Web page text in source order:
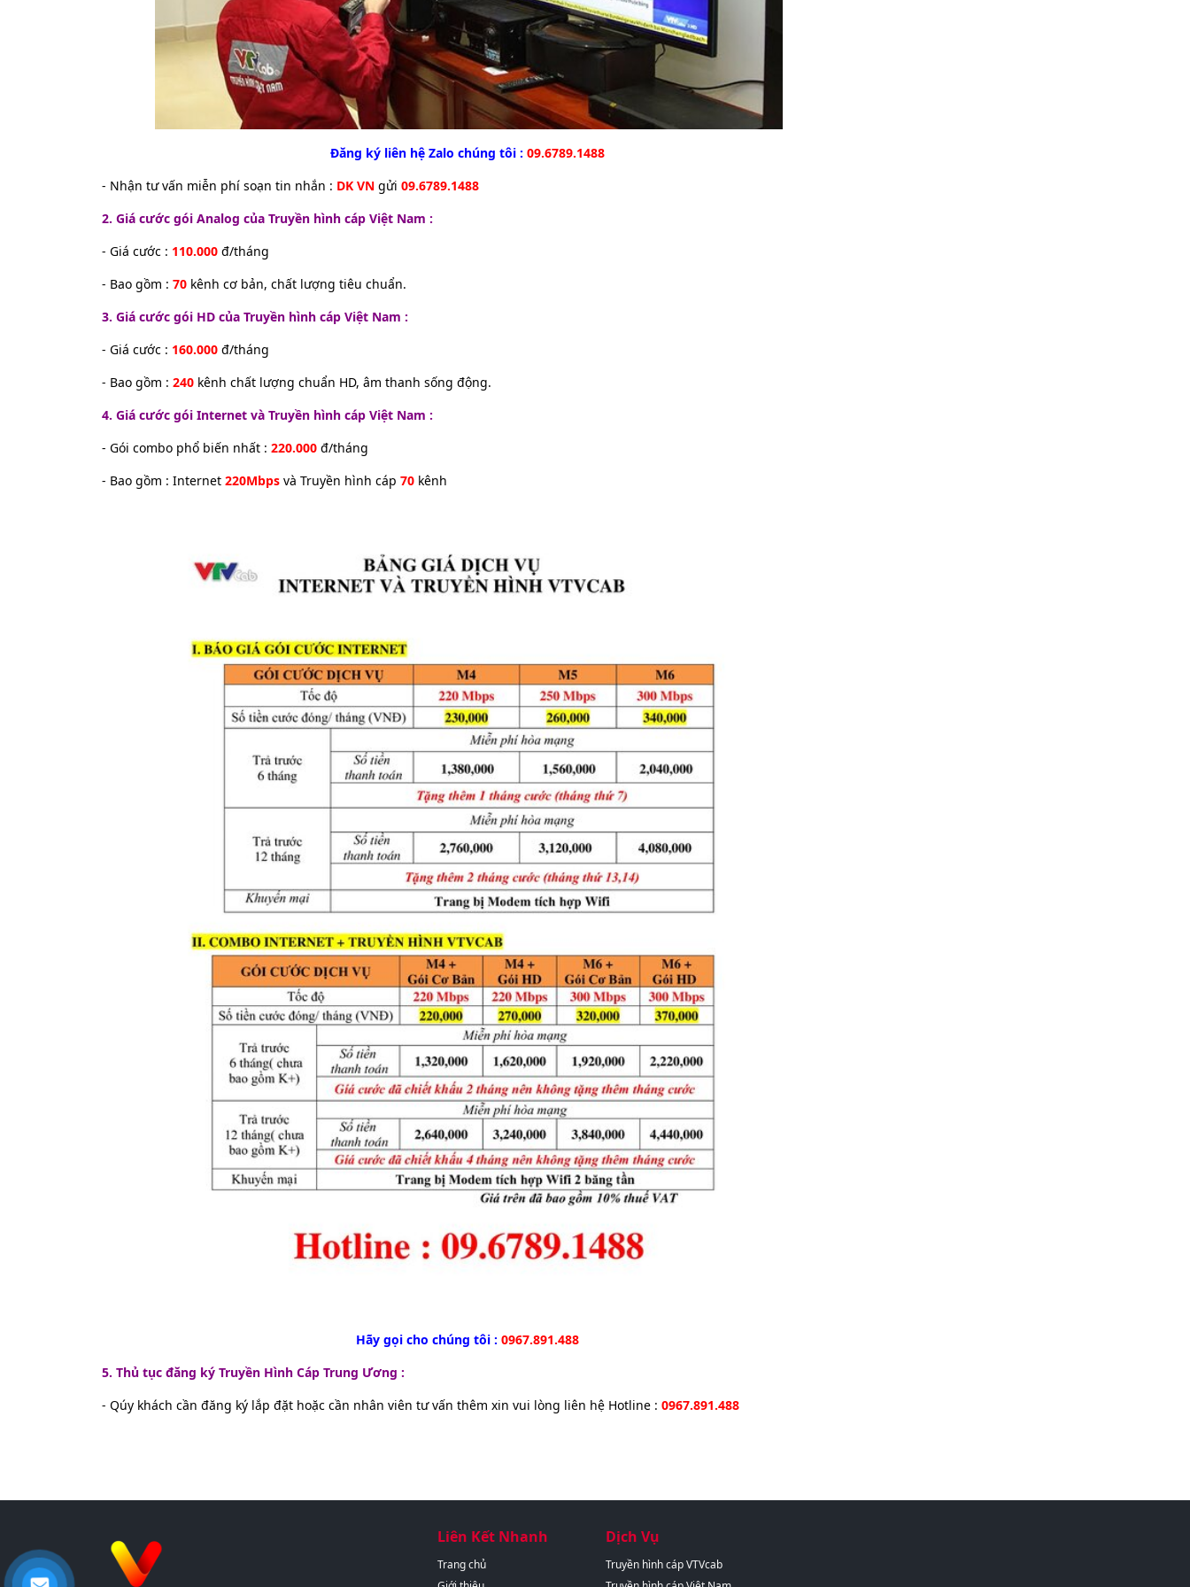
Đăng ký liên hệ Zalo chúng tôi : 09.6789.1488
- Nhận tư vấn miễn phí soạn tin nhắn : DK VN gửi 09.6789.1488
2. Giá cước gói Analog của Truyền hình cáp Việt Nam :
- Giá cước : 110.000 đ/tháng
- Bao gồm : 70 kênh cơ bản, chất lượng tiêu chuẩn.
3. Giá cước gói HD của Truyền hình cáp Việt Nam :
- Giá cước : 160.000 đ/tháng
- Bao gồm : 240 kênh chất lượng chuẩn HD, âm thanh sống động.
4. Giá cước gói Internet và Truyền hình cáp Việt Nam :
- Gói combo phổ biến nhất : 220.000 đ/tháng
- Bao gồm : Internet 220Mbps và Truyền hình cáp 70 kênh
Hãy gọi cho chúng tôi : 0967.891.488
5. Thủ tục đăng ký Truyền Hình Cáp Trung Ương :
- Qúy khách cần đăng ký lắp đặt hoặc cần nhân viên tư vấn thêm xin vui lòng liên hệ Hotline : 0967.891.488
Liên Kết Nhanh
Trang chủ
Dịch Vụ
Truyền hình cáp VTVcab